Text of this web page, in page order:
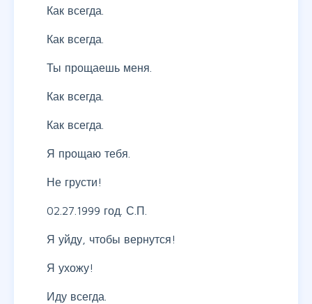
Как всегда.
Как всегда.
Ты прощаешь меня.
Как всегда.
Как всегда.
Я прощаю тебя.
Не грусти!
02.27.1999 год. С.П.
Я уйду, чтобы вернутся!
Я ухожу!
Иду всегда.